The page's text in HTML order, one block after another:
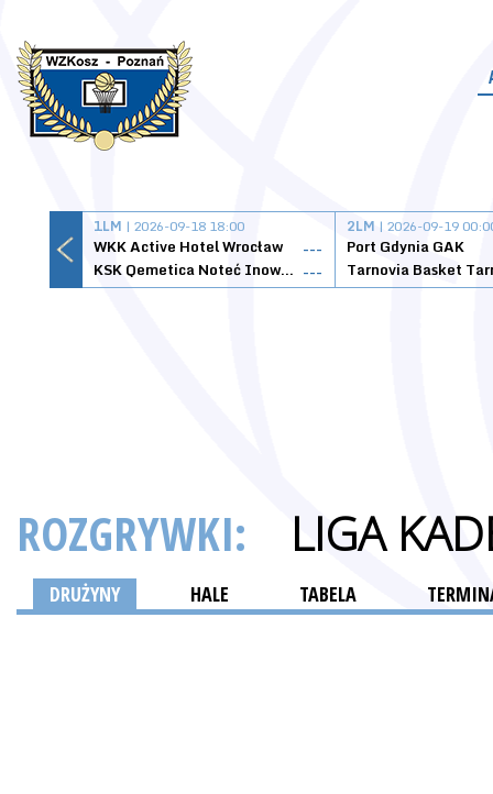
1LM | 2026-09-18 18:00
WKK Active Hotel Wrocław
---
KSK Qemetica Noteć Inowrocław ---
2LM | 2026-09-19
Port Gdynia GAK
ROZGRYWKI: LIGA
DRUŻYNY HALE TABELA